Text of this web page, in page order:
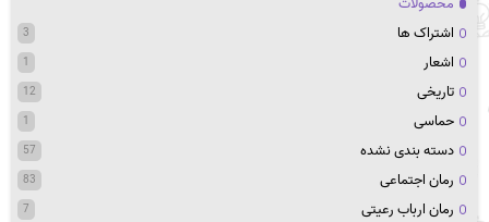
اشتراک ها
3
اشعار 1
تاریخی 12
حماسی 1
دسته بندی نشده 57
رمان اجتماعی 83
رمان ارباب رعیتی 7